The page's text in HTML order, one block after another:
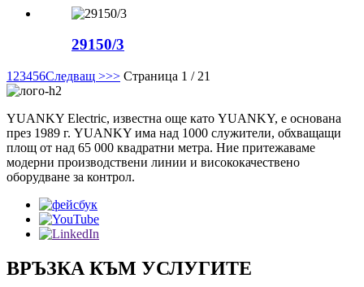
29150/3
1 23456Следващ >>> Страница 1 / 21
YUANKY Electric, известна още като YUANKY, е основана
през 1989 г. YUANKY има над 1000 служители, обхващащи
площ от над 65 000 квадратни метра. Ние притежаваме
модерни производствени линии и висококачествено
оборудване за контрол.
ВРЪЗКА КЪМ УСЛУГИТЕ